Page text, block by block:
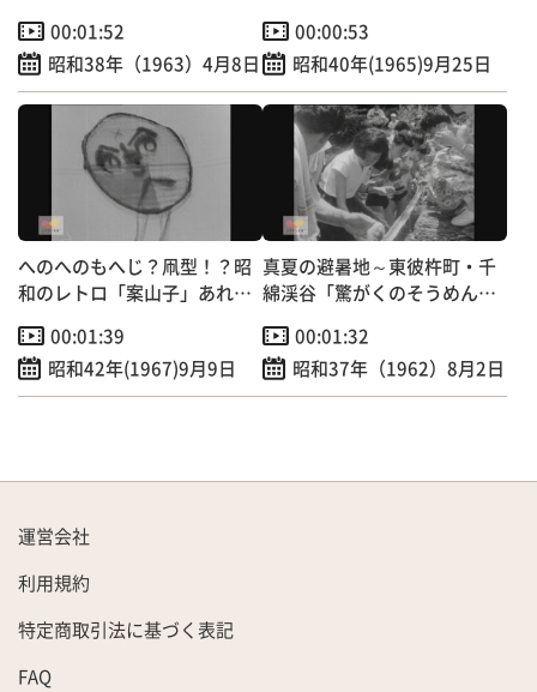
和のＴＶニュース】
00:01:52
昭和38年（1963）4月8日
00:00:53
昭和40年(1965)9月25日
へのへのもへじ？凧型！？昭
和のレトロ「案山子」あれこ
00:01:39
昭和42年(1967)9月9日
真夏の避暑地～東彼杵町・千
綿渓谷「驚がくのそうめん流
00:01:32
昭和37年（1962）8月2日
運営会社
利用規約
特定商取引法に基づく表記
FAQ